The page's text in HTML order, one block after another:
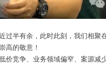
半有余，此时此刻，我们相聚
高的敬意！
价竞争、‌业务领域偏窄、案源